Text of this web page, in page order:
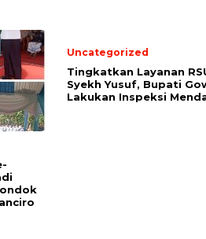
Uncategorized
Tingkatkan Layanan
Syekh Yusuf, Bupati
Lakukan Inspeksi